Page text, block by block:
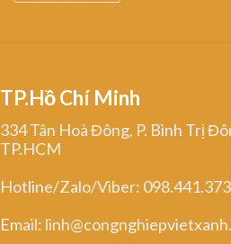
TP.Hồ Chí Minh
334 Tân Hoà Đông, P. Bình Trị
TP.HCM
Hotline/Zalo/Viber:
Email: